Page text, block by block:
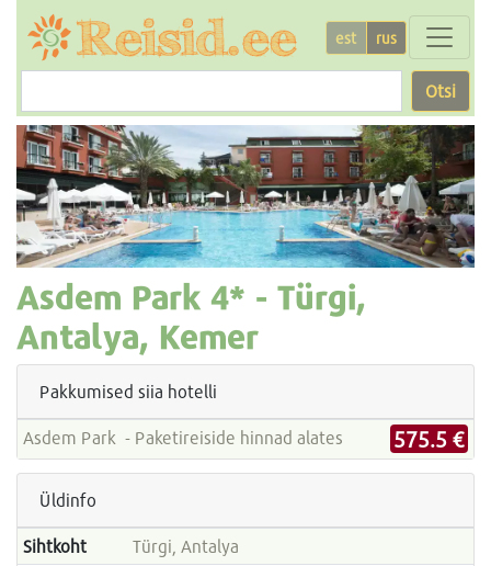
est rus
Otsi
Asdem Park 4* - Türgi,
Antalya, Kemer
Pakkumised siia hotelli
Asdem Park - Paketireiside hinnad alates 575.5 €
Üldinfo
Sihtkoht
Türgi, Antalya